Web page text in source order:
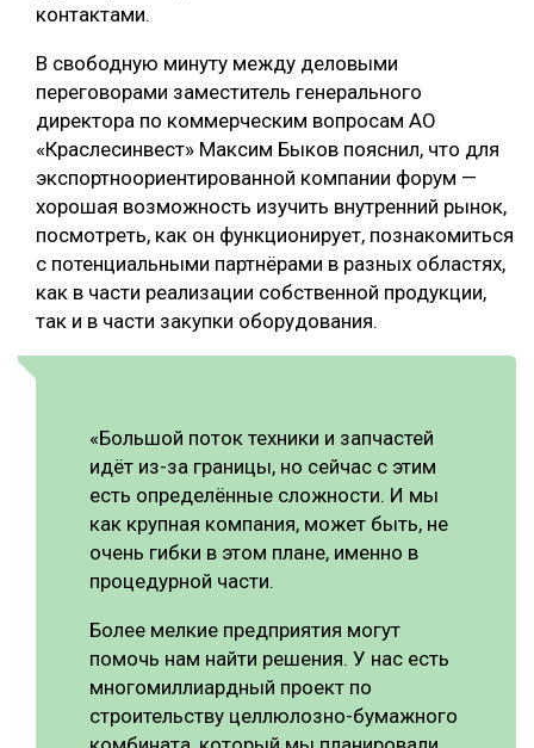
контактами.
В свободную минуту между деловыми
переговорами заместитель генерального
директора по коммерческим вопросам АО
«Краслесинвест» Максим Быков пояснил, что для
экспортноориентированной компании форум —
хорошая возможность изучить внутренний рынок,
посмотреть, как он функционирует, познакомиться
с потенциальными партнёрами в разных областях,
как в части реализации собственной продукции,
так и в части закупки оборудования.
«Большой поток техники и запчастей
идёт из-за границы, но сейчас с этим
есть определённые сложности. И мы
как крупная компания, может быть, не
очень гибки в этом плане, именно в
процедурной части.
Более мелкие предприятия могут
помочь нам найти решения. У нас есть
многомиллиардный проект по
строительству целлюлозно-бумажного